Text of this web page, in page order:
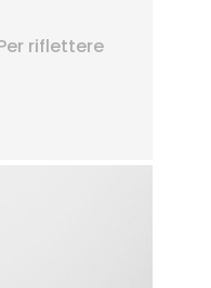
riflettere